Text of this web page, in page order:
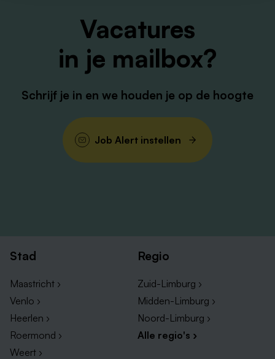
Vacatures
in je mailbox?
Schrijf je in en we houden je op de hoogte
Job Alert instellen
Stad
Maastricht ›
Venlo ›
Heerlen ›
Roermond ›
Weert ›
Regio
Zuid-Limburg ›
Midden-Limburg ›
Noord-Limburg ›
Alle regio's ›